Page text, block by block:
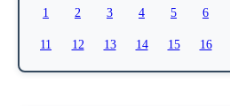
1 2 3 4 5 6
11 12 13 14 15 16